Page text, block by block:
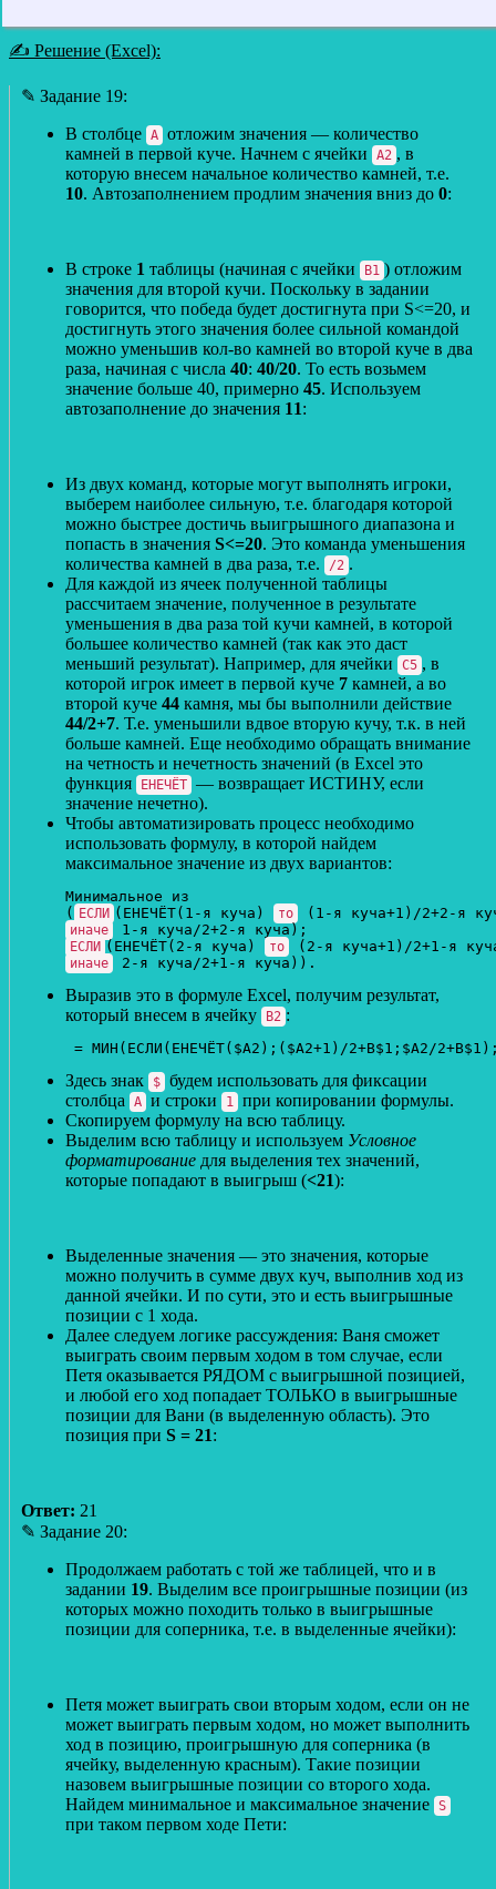
✍ Решение (Excel):
✎ Задание 19:
В столбце А отложим значения — количество
камней в первой куче. Начнем с ячейки
А2 , в
которую внесем начальное количество камней, т.е.
10. Автозаполнением продлим значения вниз до 0:
В строке 1 таблицы (начиная с ячейки B1 ) отложим
значения для второй кучи. Поскольку в задании
говорится, что победа будет достигнута при S<=20, и
достигнуть этого значения более сильной командой
можно уменьшив кол-во камней во второй куче в два
раза, начиная с числа 40: 40/20. То есть возьмем
значение больше 40, примерно 45. Используем
автозаполнение до значения 11:
Из двух команд, которые могут выполнять игроки,
выберем наиболее сильную, т.е. благодаря которой
можно быстрее достичь выигрышного диапазона и
попасть в значения S<=20. Это команда уменьшения
количества камней в два раза, т.е.
/2 .
Для каждой из ячеек полученной таблицы
рассчитаем значение, полученное в результате
уменьшения в два раза той кучи камней, в которой
большее количество камней (так как это даст
меньший результат). Например, для ячейки
С5 , в
которой игрок имеет в первой куче 7 камней, а во
второй куче 44 камня, мы бы выполнили действие
44/2+7. Т.е. уменьшили вдвое вторую кучу, т.к. в ней
больше камней. Еще необходимо обращать внимание
на четность и нечетность значений (в Excel это
функция
ЕНЕЧЁТ — возвращает ИСТИНУ, если
значение нечетно).
Чтобы автоматизировать процесс необходимо
использовать формулу, в которой найдем
максимальное значение из двух вариантов:
Минимальное из
(
ЕСЛИ (ЕНЕЧЁТ(1-я куча)
то
иначе
ЕСЛИ (ЕНЕЧЁТ(2-я куча)
то
иначе
Выразив это в формуле Excel, получим результат,
который внесем в ячейку
B2 :
= МИН(ЕСЛИ(ЕНЕЧЁТ($A2);($A2+1)/2+B$1;$A2/
Здесь знак $ будем использовать для фиксации
столбца А и строки 1 при копировании формулы.
Скопируем формулу на всю таблицу.
Выделим всю таблицу и используем Условное
форматирование для выделения тех значений,
которые попадают в выигрыш (<21):
Выделенные значения — это значения, которые
можно получить в сумме двух куч, выполнив ход из
данной ячейки. И по сути, это и есть выигрышные
позиции с 1 хода.
Далее следуем логике рассуждения: Ваня сможет
выиграть своим первым ходом в том случае, если
Петя оказывается РЯДОМ с выигрышной позицией,
и любой его ход попадает ТОЛЬКО в выигрышные
позиции для Вани (в выделенную область). Это
позиция при S = 21:
Ответ: 21
✎ Задание 20:
Продолжаем работать с той же таблицей, что и в
задании 19. Выделим все проигрышные позиции (из
которых можно походить только в выигрышные
позиции для соперника, т.е. в выделенные ячейки):
Петя может выиграть свои вторым ходом, если он не
может выиграть первым ходом, но может выполнить
ход в позицию, проигрышную для соперника (в
ячейку, выделенную красным). Такие позиции
назовем выигрышные позиции со второго хода.
Найдем минимальное и максимальное значение S
при таком первом ходе Пети: